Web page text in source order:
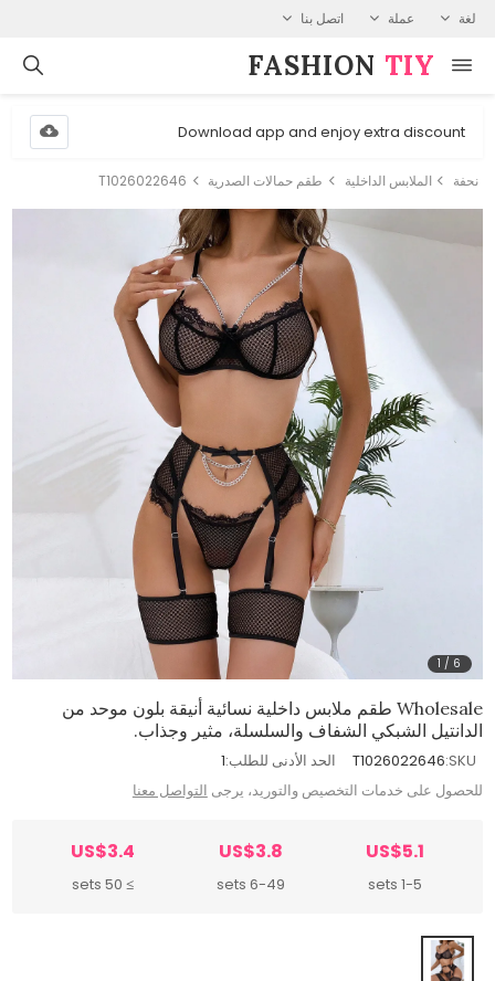
لغة عملة اتصل بنا
FASHION⁠ TIY
Download app and enjoy extra discount
نحفة الملابس الداخلية طقم حمالات الصدرية T1026022646
1 / 6
Wholesale طقم ملابس داخلية نسائية أنيقة بلون موحد من
الدانتيل الشبكي الشفاف والسلسلة، مثير وجذاب.
SKU:
T1026022646 الحد الأدنى للطلب:1
للحصول على خدمات التخصيص والتوريد، يرجى التواصل معنا
US$5.1
1-5 sets
US$3.8
6-49 sets
US$3.4
≥ 50 sets